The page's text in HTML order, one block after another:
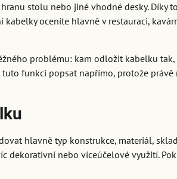
stolu nebo jiné vhodné desky. Díky
kabelky oceníte hlavně v restauraci,
problému: kam odložit kabelku
funkci popsat napřímo, protože
hlavně typ konstrukce, materiál,
dekorativní nebo víceúčelové využití.